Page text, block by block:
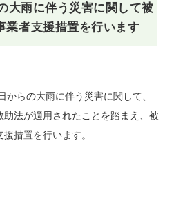
大雨に伴う災害に関して被
業者支援措置を行います
らの大雨に伴う災害に関して、
法が適用されたことを踏まえ、被
措置を行います。